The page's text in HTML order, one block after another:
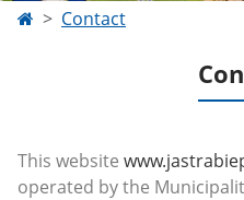
Contact
This website
operated by the